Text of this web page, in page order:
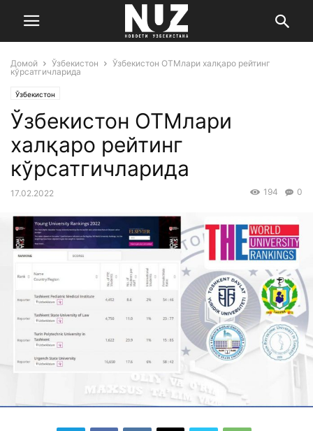
Домой Ўзбекистон
Ўзбекистон ОТМлари халқаро рейтинг
кўрсатгичларида
Ўзбекистон
Ўзбекистон ОТМлари
халқаро рейтинг
кўрсатгичларида
17.02.2022 0
194